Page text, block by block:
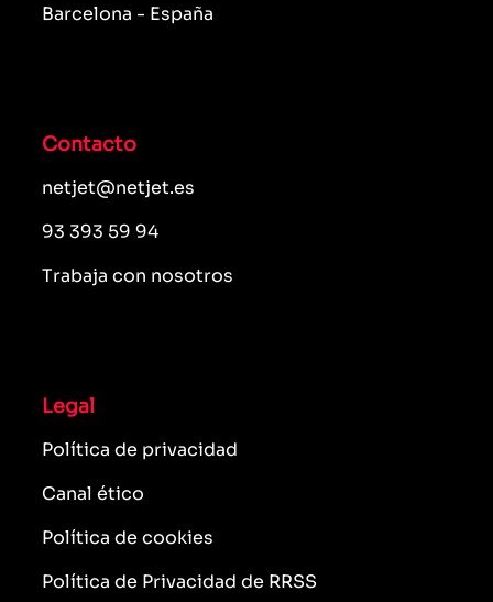
Barcelona - España
Contacto
netjet@netjet.es
93 393 59 94
Trabaja con nosotros
Legal
Política de privacidad
Canal ético
Política de cookies
Política de Privacidad de RRSS